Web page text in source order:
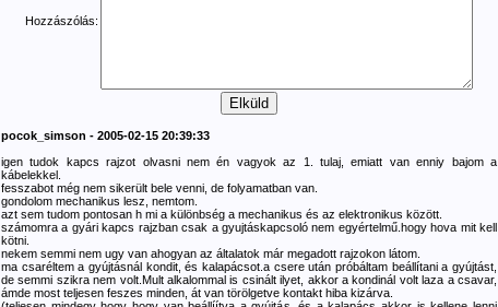
Hozzászólás:
pocok_simson - 2005-02-15 20:39:33
igen tudok kapcs rajzot olvasni nem én vagyok az 1. tulaj, emiatt van enniy bajom a
kábelekkel.
fesszabot még nem sikerült bele venni, de folyamatban van.
gondolom mechanikus lesz, nemtom.
azt sem tudom pontosan h mi a különbség a mechanikus és az elektronikus között.
számomra a gyári kapcs rajzban csak a gyujtáskapcsoló nem egyértelmű.hogy hova mit kell
kötni.
nekem semmi nem ugy van ahogyan az általatok már megadott rajzokon látom.
ma csaréltem a gyújtásnál kondit, és kalapácsot.a csere után próbáltam beállítani a gyújtást,
de semmi szikra nem volt.Mult alkalommal is csinált ilyet, akkor a kondinál volt laza a csavar,
ámde most teljesen feszes minden, át van törölgetve kontakt hiba kizárva.